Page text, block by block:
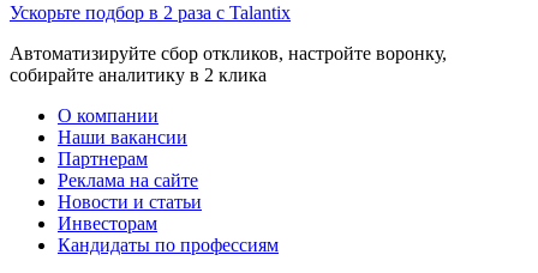
Ускорьте подбор в 2 раза с Talantix
Автоматизируйте сбор откликов, настройте воронку,
собирайте аналитику в 2 клика
О компании
Наши вакансии
Партнерам
Реклама на сайте
Новости и статьи
Инвесторам
Кандидаты по профессиям